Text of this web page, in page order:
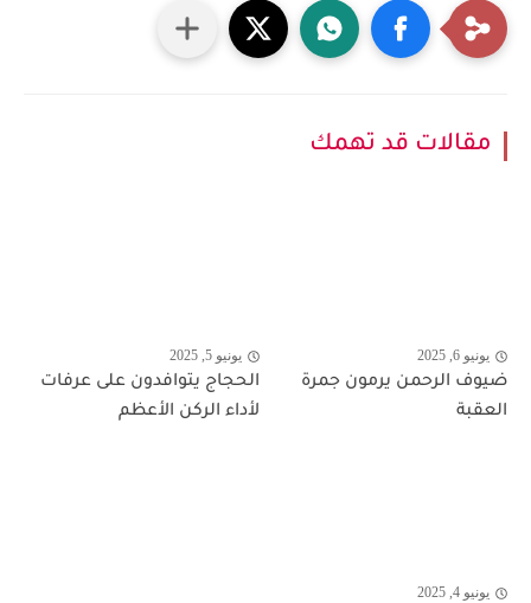
مقالات قد تهمك
يونيو 6, 2025
ضيوف الرحمن يرمون جمرة
العقبة
يونيو 5, 2025
الحجاج يتوافدون على عرفات
لأداء الركن الأعظم
يونيو 4, 2025